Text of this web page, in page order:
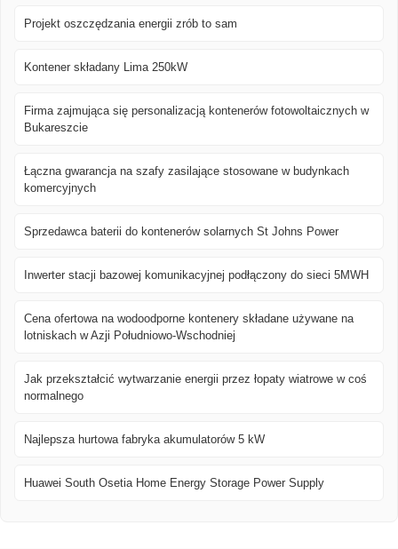
Projekt oszczędzania energii zrób to sam
Kontener składany Lima 250kW
Firma zajmująca się personalizacją kontenerów fotowoltaicznych w
Bukareszcie
Łączna gwarancja na szafy zasilające stosowane w budynkach
komercyjnych
Sprzedawca baterii do kontenerów solarnych St Johns Power
Inwerter stacji bazowej komunikacyjnej podłączony do sieci 5MWH
Cena ofertowa na wodoodporne kontenery składane używane na
lotniskach w Azji Południowo-Wschodniej
Jak przekształcić wytwarzanie energii przez łopaty wiatrowe w coś
normalnego
Najlepsza hurtowa fabryka akumulatorów 5 kW
Huawei South Osetia Home Energy Storage Power Supply